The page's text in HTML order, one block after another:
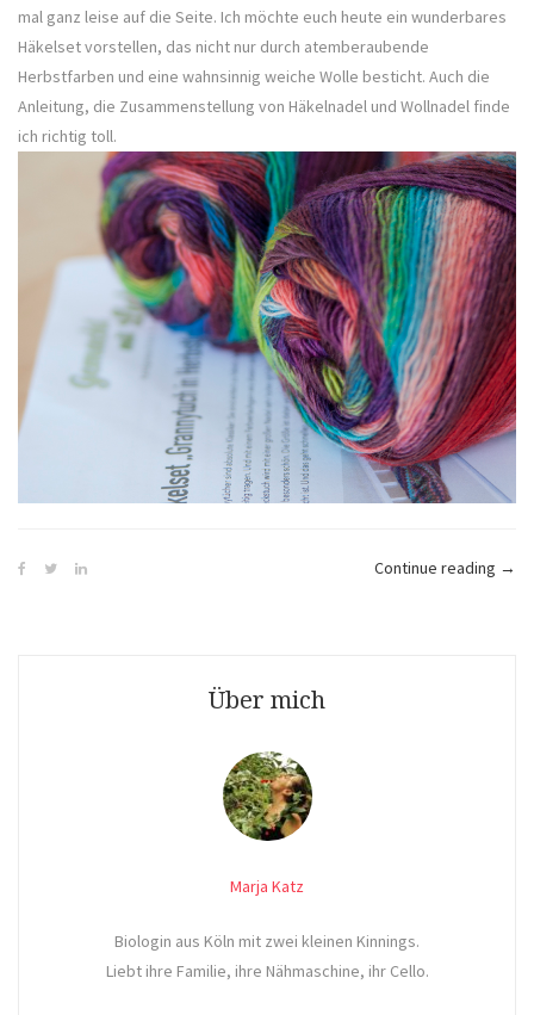
mal ganz leise auf die Seite. Ich möchte euch heute ein wunderbares
Häkelset vorstellen, das nicht nur durch atemberaubende
Herbstfarben und eine wahnsinnig weiche Wolle besticht. Auch die
Anleitung, die Zusammenstellung von Häkelnadel und Wollnadel finde
ich richtig toll.
Continue reading →
Über mich
Marja Katz
Biologin aus Köln mit zwei kleinen Kinnings.
Liebt ihre Familie, ihre Nähmaschine, ihr Cello.